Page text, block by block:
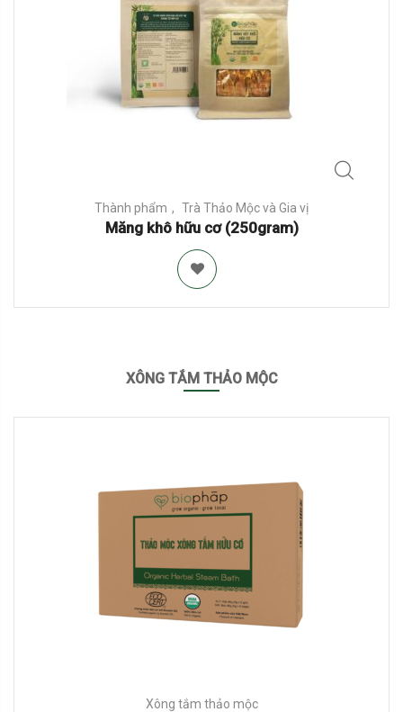
Thành phẩm Trà Thảo Mộc và Gia vị
Măng khô hữu cơ (250gram)
XÔNG TẮM THẢO MỘC
Xông tắm thảo mộc